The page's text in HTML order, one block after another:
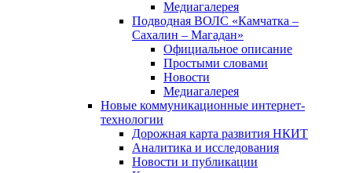
Медиагалерея
Подводная ВОЛС «Камчатка –
Сахалин – Магадан»
Официальное описание
Простыми словами
Новости
Медиагалерея
Новые коммуникационные интернет-
технологии
Дорожная карта развития НКИТ
Аналитика и исследования
Новости и публикации